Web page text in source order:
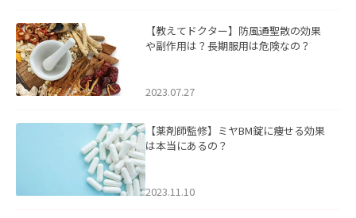
【教えてドクター】防風通聖散の効果
や副作用は？長期服用は危険なの？
2023.07.27
【薬剤師監修】ミヤBM錠に痩せる効果
は本当にあるの？
2023.11.10